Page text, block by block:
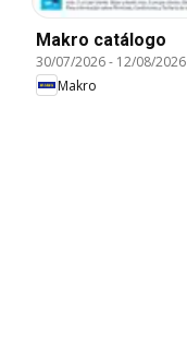
Makro catálogo
30/07/2026- 12/08/2026
Makro